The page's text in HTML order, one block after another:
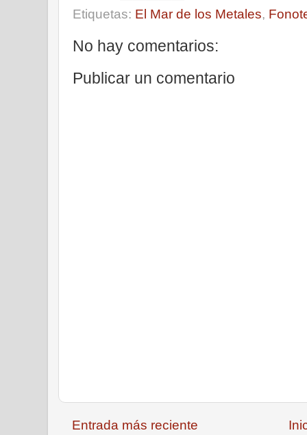
Etiquetas: El Mar de los Metales,
No hay comentarios:
Publicar un comentario
Entrada más reciente